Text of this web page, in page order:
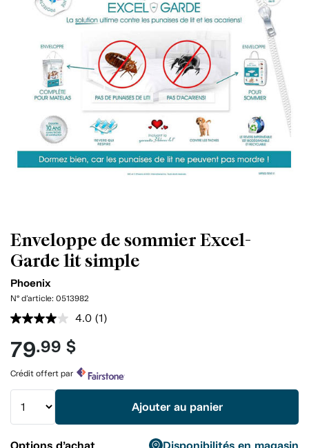
Enveloppe de sommier Excel-
Garde lit simple
Phoenix
N° d'article: 0513982
4.0 Lire
la
même
(1)
79.99 $
Crédit offert par
Ajouter au panier